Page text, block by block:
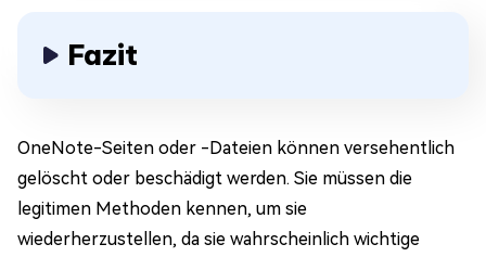
Fazit
OneNote-Seiten oder -Dateien können versehentlich
gelöscht oder beschädigt werden. Sie müssen die
legitimen Methoden kennen, um sie
wiederherzustellen, da sie wahrscheinlich wichtige